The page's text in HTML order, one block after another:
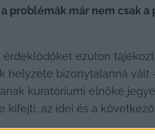
problémák már nem csak a
ezúton
bizonytalanná vált
kuratóriumi elnöke
kifejti, az idei és a